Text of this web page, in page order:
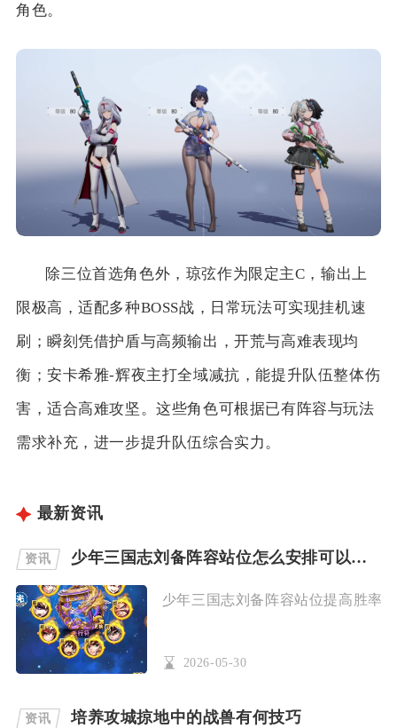
角色。
除三位首选角色外，琼弦作为限定主C，输出上
限极高，适配多种BOSS战，日常玩法可实现挂机速
刷；瞬刻凭借护盾与高频输出，开荒与高难表现均
衡；安卡希雅-辉夜主打全域减抗，能提升队伍整体伤
害，适合高难攻坚。这些角色可根据已有阵容与玩法
需求补充，进一步提升队伍综合实力。
最新资讯
资讯 少年三国志刘备阵容站位怎么安排可以提高胜率
少年三国志刘备阵容站位提高胜率
2026-05-30
资讯 培养攻城掠地中的战兽有何技巧